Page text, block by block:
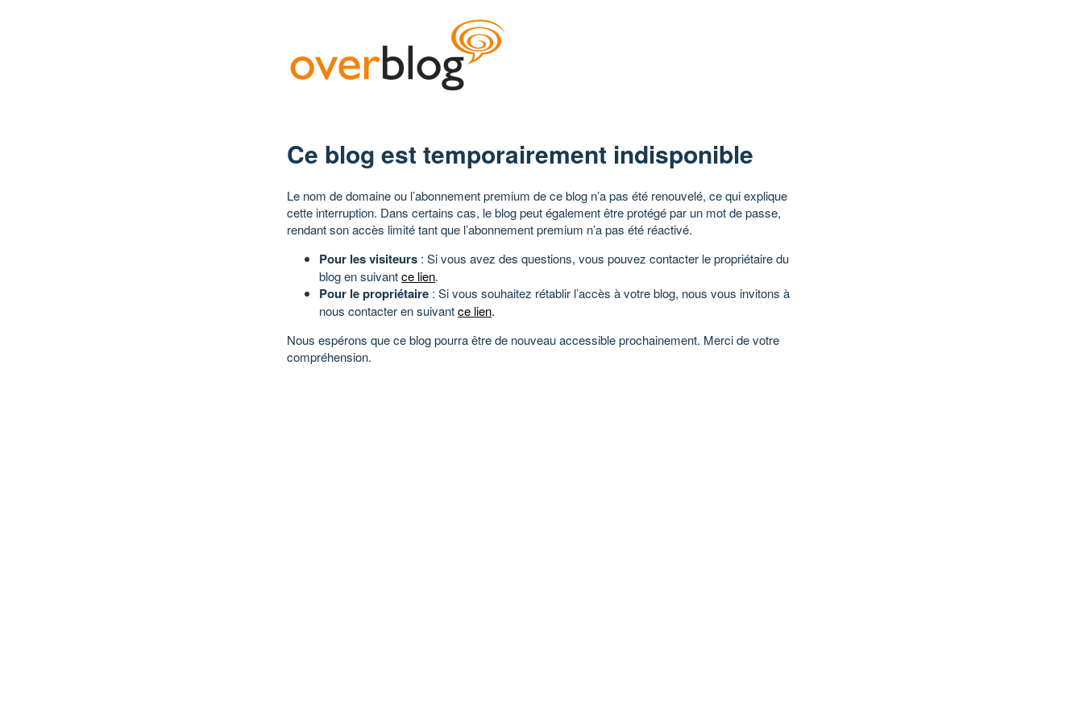
Ce blog est temporairement indisponible
Le nom de domaine ou l’abonnement premium de ce blog n’a pas été renouvelé, ce qui explique
cette interruption. Dans certains cas, le blog peut également être protégé par un mot de passe,
rendant son accès limité tant que l’abonnement premium n’a pas été réactivé.
Pour les visiteurs : Si vous avez des questions, vous pouvez contacter le propriétaire du
blog en suivantce lien.
Pour le propriétaire : Si vous souhaitez rétablir l’accès à votre blog, nous vous invitons à
nous contacter en suivantce lien.
Nous espérons que ce blog pourra être de nouveau accessible prochainement. Merci de votre
compréhension.